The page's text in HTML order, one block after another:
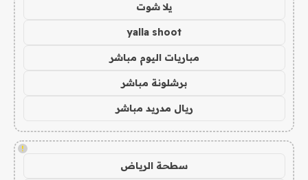
يلا شوت
yalla shoot
مباريات اليوم مباشر
برشلونة مباشر
ريال مدريد مباشر
!
سطحة الرياض